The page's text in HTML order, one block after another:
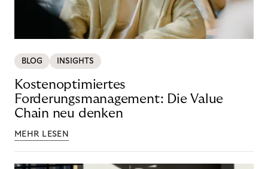
BLOG INSIGHTS
Kostenoptimiertes
Forderungsmanagement: Die Value
Chain neu denken
MEHR LESEN